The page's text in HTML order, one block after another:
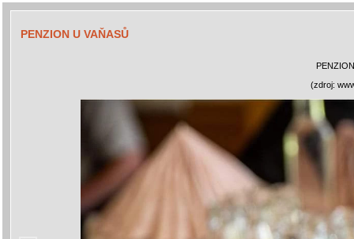
PENZION U VAŇASŮ
(zdroj: